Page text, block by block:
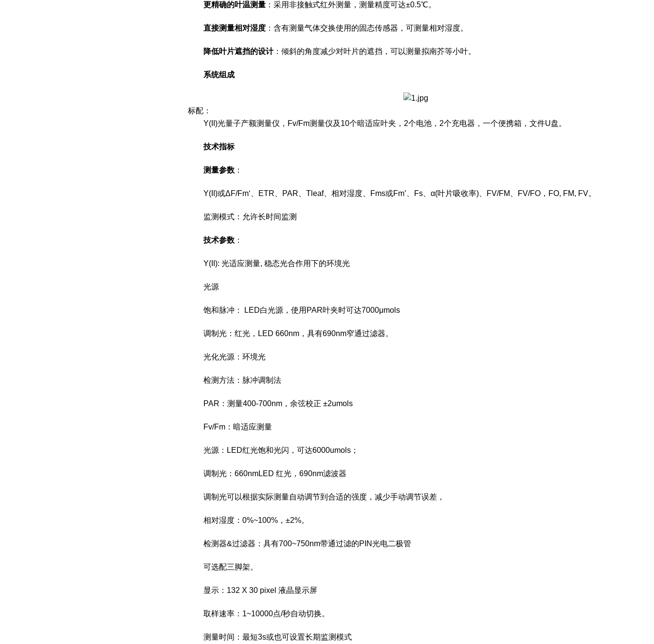
更精确的叶温测量 ：采用非接触式红外测量，测量精度可达±0.5℃。
直接测量相对湿度 ：含有测量气体交换使用的固态传感器，可测量相对湿度。
降低叶片遮挡的设计：倾斜的角度减少对叶片的遮挡，可以测量拟南芥等小叶。
系统组成
标配：
Y(II)光量子产额测量仪，Fv/Fm测量仪及10个暗适应叶夹，2个电池，2个充电器，一个便携箱，文件U盘。
技术指标
测量参数 ：
Y(II)或ΔF/Fm‘、ETR、PAR、Tleaf、相对湿度、Fms或Fm’、Fs、α(叶片吸收率)、FV/FM、FV/FO，FO, FM, FV。
监测模式：允许长时间监测
技术参数 ：
Y(II): 光适应测量, 稳态光合作用下的环境光
光源
饱和脉冲： LED白光源，使用PAR叶夹时可达7000μmols
调制光：红光，LED 660nm，具有690nm窄通过滤器。
光化光源：环境光
检测方法：脉冲调制法
PAR：测量400-700nm，余弦校正 ±2umols
Fv/Fm：暗适应测量
光源：LED红光饱和光闪，可达6000umols；
调制光：660nmLED 红光，690nm滤波器
调制光可以根据实际测量自动调节到合适的强度，减少手动调节误差，
相对湿度：0%~100%，±2%。
检测器&过滤器：具有700~750nm带通过滤的PIN光电二极管
可选配三脚架。
显示：132 X 30 pixel 液晶显示屏
取样速率：1~10000点/秒自动切换。
测量时间：最短3s或也可设置长期监测模式